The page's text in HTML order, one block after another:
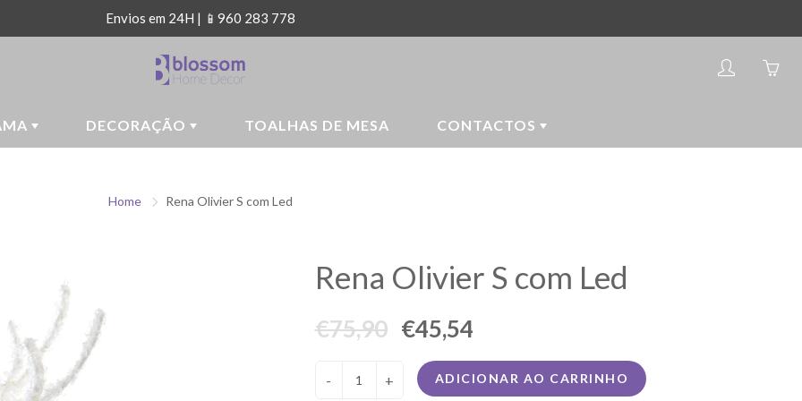
Envios em 24H | 📱960 283 778
DECORAÇÃO TOALHAS DE MESA CONTACTOS
Home Rena Olivier S com Led
Rena Olivier S com Led
€75,90 €45,54
- + ADICIONAR AO CARRINHO